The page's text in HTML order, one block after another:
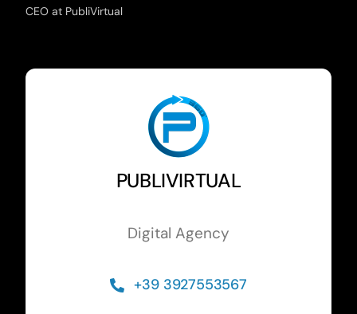
CEO at PubliVirtual
PUBLIVIRTUAL
Digital Agency
+39 3927553567